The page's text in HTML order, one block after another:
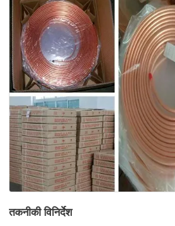
तकनीकी विनिर्देश